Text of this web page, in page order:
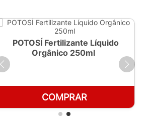
POTOSÍ Fertilizante Líquido
Orgânico 250ml
COMPRAR